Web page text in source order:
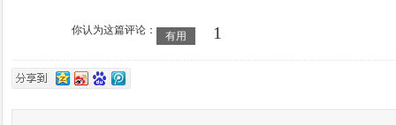
你认为这篇评论：
有用 1